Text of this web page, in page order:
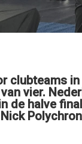
clubteams
vier.
de halve